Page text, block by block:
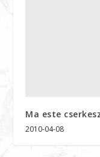
Ma este
2010-04-08